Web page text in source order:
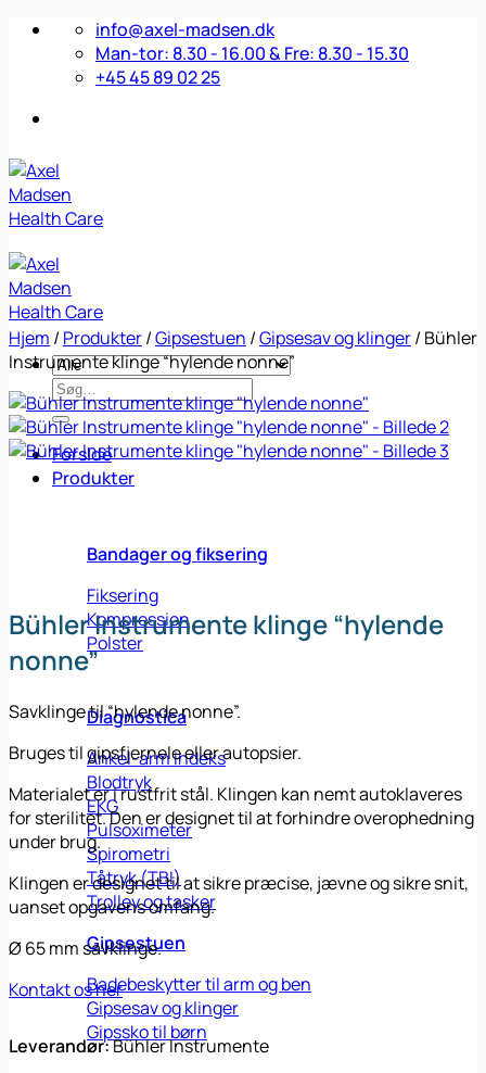
Fortsæt
info@axel-madsen.dk
Man-tor: 8.30 - 16.00 & Fre: 8.30 - 15.30
+45 45 89 02 25
Søg
efter:
Forside
Produkter
Bandager og fiksering
Fiksering
Kompression
Polster
Diagnostica
Ankel-arm indeks
Blodtryk
EKG
Pulsoximeter
Spirometri
Tåtryk (TBI)
Trolley og tasker
Gipsestuen
Badebeskytter til arm og ben
Gipsesav og klinger
Gipssko til børn
Hjem / Produkter/Gipsestuen /Gipsesav og klinger/ Bühler
Instrumente klinge “hylende nonne”
Bühler Instrumente klinge “hylende
nonne”
Savklinge til “hylende nonne”.
Bruges til gipsfjernele eller autopsier.
Materialet er i rustfrit stål. Klingen kan nemt autoklaveres
for sterilitet. Den er designet til at forhindre overophedning
under brug.
Klingen er designet til at sikre præcise, jævne og sikre snit,
uanset opgavens omfang.
Ø 65 mm savklinge.
Kontakt os her
Leverandør:Bühler Instrumente